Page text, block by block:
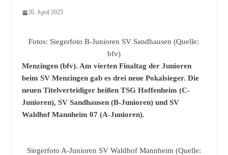
20. April 2025
Fotos: Siegerfoto B-Junioren SV Sandhausen (Quelle:
bfv)
Menzingen (bfv). Am vierten Finaltag der Junioren
beim SV Menzingen gab es drei neue Pokalsieger. Die
neuen Titelverteidiger heißen TSG Hoffenheim (C-
Junioren), SV Sandhausen (B-Junioren) und SV
Waldhof Mannheim 07 (A-Junioren).
Siegerfoto A-Junioren SV Waldhof Mannheim (Quelle: